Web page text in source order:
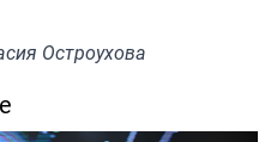
Остроухова